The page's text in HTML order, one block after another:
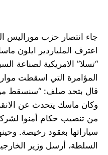
جاء انتصار حزب موراليس
اعترف الملياردير ايلون
“تسلا” الامريكية لصناعة
المؤامرة التي اسقطت
قال بتحد صلف: “سنسقط من
وكان ماسك يتحدث عن
من تنصيب حكام أمنوا
سياراتها بعقود رخيصة.
السلطة، أرسل وزير